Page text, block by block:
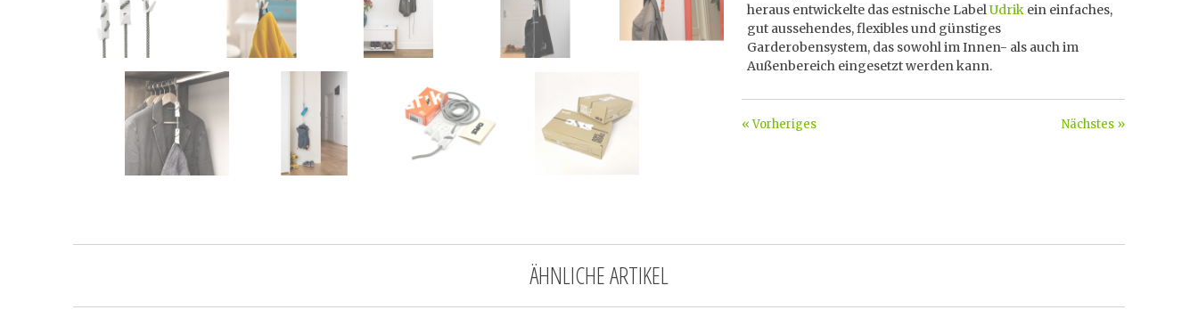
heraus entwickelte das estnische LabelUdrik ein einfaches,
gut aussehendes, flexibles und günstiges
Garderobensystem, das sowohl im Innen- als auch im
Außenbereich eingesetzt werden kann.
Nächstes »
« Vorheriges
ÄHNLICHE ARTIKEL